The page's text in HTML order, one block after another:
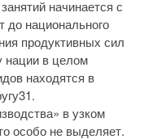
начинается с
до национального
продуктивных сил
нации в целом
находятся в
в узком
особо не выделяет.